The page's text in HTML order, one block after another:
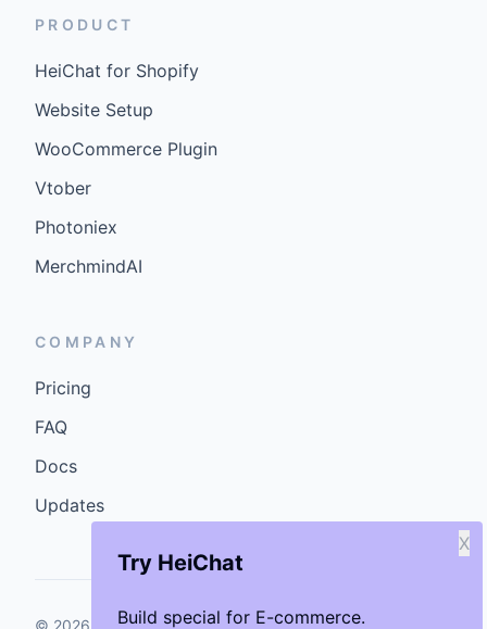
Try HeiChat
Build special for E-commerce.
X
PRODUCT
HeiChat for Shopify
Website Setup
WooCommerce Plugin
Vtober
Photoniex
MerchmindAI
COMPANY
Pricing
FAQ
Docs
Updates
© 2026 GenCybers Inc. All rights reserved.